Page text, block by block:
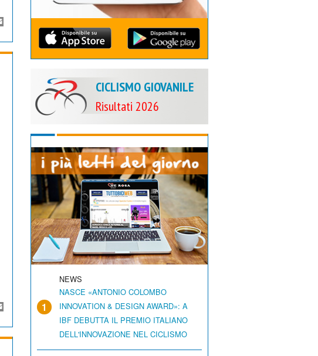
CICLISMO GIOVANILE
Risultati 2026
1
NEWS
NASCE «ANTONIO COLOMBO
INNOVATION & DESIGN AWARD»: A
IBF DEBUTTA IL PREMIO ITALIANO
DELL'INNOVAZIONE NEL CICLISMO